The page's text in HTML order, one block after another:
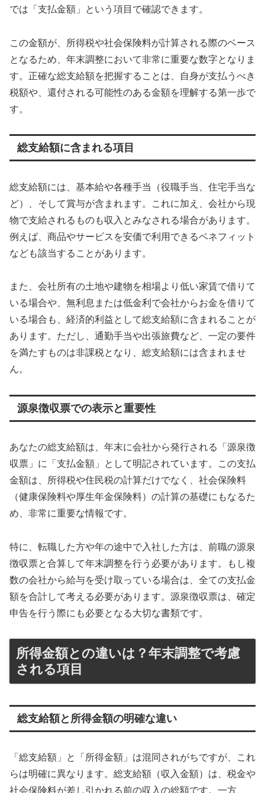
では「支払金額」という項目で確認できます。
この金額が、所得税や社会保険料が計算される際のベース
となるため、年末調整において非常に重要な数字となりま
す。正確な総支給額を把握することは、自身が支払うべき
税額や、還付される可能性のある金額を理解する第一歩で
す。
総支給額に含まれる項目
総支給額には、基本給や各種手当（役職手当、住宅手当な
ど）、そして賞与が含まれます。これに加え、会社から現
物で支給されるものも収入とみなされる場合があります。
例えば、商品やサービスを安価で利用できるベネフィット
なども該当することがあります。
また、会社所有の土地や建物を相場より低い家賃で借りて
いる場合や、無利息または低金利で会社からお金を借りて
いる場合も、経済的利益として総支給額に含まれることが
あります。ただし、通勤手当や出張旅費など、一定の要件
を満たすものは非課税となり、総支給額には含まれませ
ん。
源泉徴収票での表示と重要性
あなたの総支給額は、年末に会社から発行される「源泉徴
収票」に「支払金額」として明記されています。この支払
金額は、所得税や住民税の計算だけでなく、社会保険料
（健康保険料や厚生年金保険料）の計算の基礎にもなるた
め、非常に重要な情報です。
特に、転職した方や年の途中で入社した方は、前職の源泉
徴収票と合算して年末調整を行う必要があります。もし複
数の会社から給与を受け取っている場合は、全ての支払金
額を合計して考える必要があります。源泉徴収票は、確定
申告を行う際にも必要となる大切な書類です。
所得金額との違いは？年末調整で考慮
される項目
総支給額と所得金額の明確な違い
「総支給額」と「所得金額」は混同されがちですが、これ
らは明確に異なります。総支給額（収入金額）は、税金や
社会保険料が差し引かれる前の収入の総額です。一方、